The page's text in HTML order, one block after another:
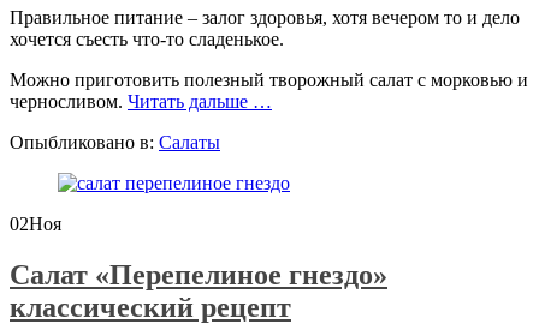
Правильное питание – залог здоровья, хотя вечером то и дело
хочется съесть что-то сладенькое.
Можно приготовить полезный творожный салат с морковью и
черносливом. Читать дальше
с
…
Опыбликовано в: Салаты
02Ноя
Салат «Перепелиное гнездо»
классический рецепт